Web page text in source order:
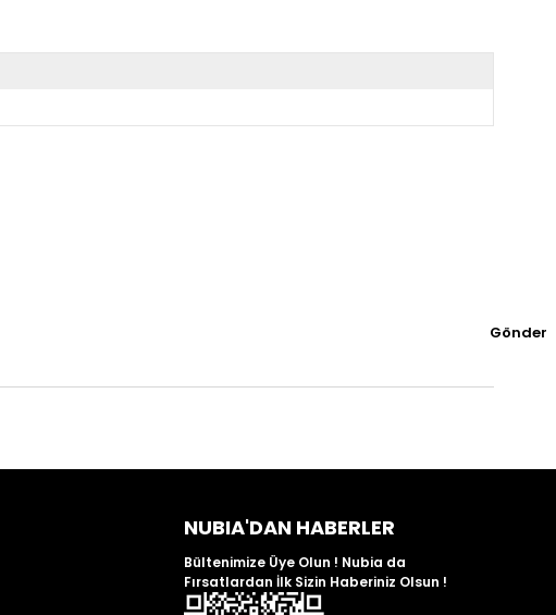
Gönder
NUBIA'DAN HABERLER
Bültenimize Üye Olun ! Nubia da
Fırsatlardan İlk Sizin Haberiniz Olsun !